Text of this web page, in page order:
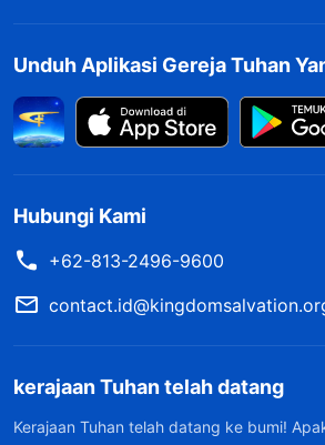
Unduh Aplikasi Gereja Tuhan
Hubungi Kami
+62-813-2496-9600
kerajaan Tuhan telah datang
Kerajaan Tuhan telah datang ke bumi!